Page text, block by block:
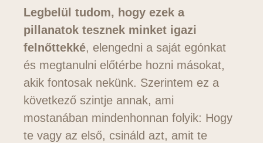
Legbelül tudom, hogy ezek a
pillanatok tesznek minket igazi
felnőttekké, elengedni a saját egónkat
és megtanulni előtérbe hozni másokat,
akik fontosak nekünk. Szerintem ez a
következő szintje annak, ami
mostanában mindenhonnan folyik: Hogy
te vagy az első, csináld azt, amit te